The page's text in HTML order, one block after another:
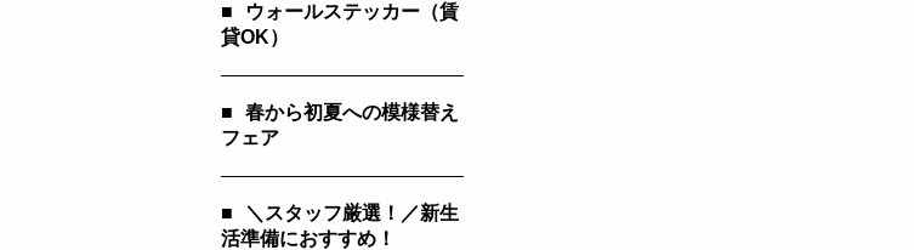
■
ウォールステッカー（賃
貸OK）
■
春から初夏への模様替え
フェア
■
＼スタッフ厳選！／新生
活準備におすすめ！